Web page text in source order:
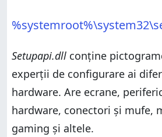
Setupapi.dll conține
experții de configurare ai
hardware. Are ecrane,
hardware, conectori și mufe,
gaming și altele.